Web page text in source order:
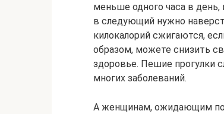
меньше одного часа в день,
в следующий нужно
килокалорий сжигаются,
образом, можете снизить
здоровье. Пешие прогулки
многих заболеваний.
А женщинам, ожидающим